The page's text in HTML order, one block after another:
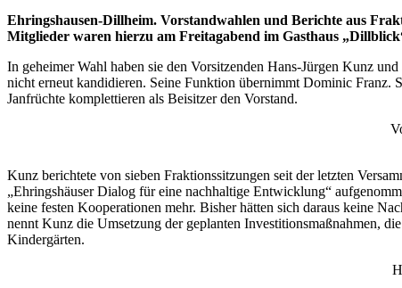
Ehringshausen-Dillheim. Vorstandwahlen und Berichte aus
Mitglieder waren hierzu am Freitagabend im Gasthaus
In geheimer Wahl haben sie den Vorsitzenden Hans-Jürgen Kunz
nicht erneut kandidieren. Seine Funktion übernimmt Dominic
Janfrüchte komplettieren als Beisitzer den Vorstand.
Kunz berichtete von sieben Fraktionssitzungen seit der letzten
„Ehringshäuser Dialog für eine nachhaltige Entwicklung“
keine festen Kooperationen mehr. Bisher hätten sich daraus keine
nennt Kunz die Umsetzung der geplanten Investitionsmaßnahmen,
Kindergärten.